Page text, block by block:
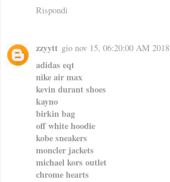
Rispondi
zzyytt gio nov 15, 06:20:00 AM 2018
adidas eqt
nike air max
kevin durant shoes
kayno
birkin bag
off white hoodie
kobe sneakers
moncler jackets
michael kors outlet
chrome hearts